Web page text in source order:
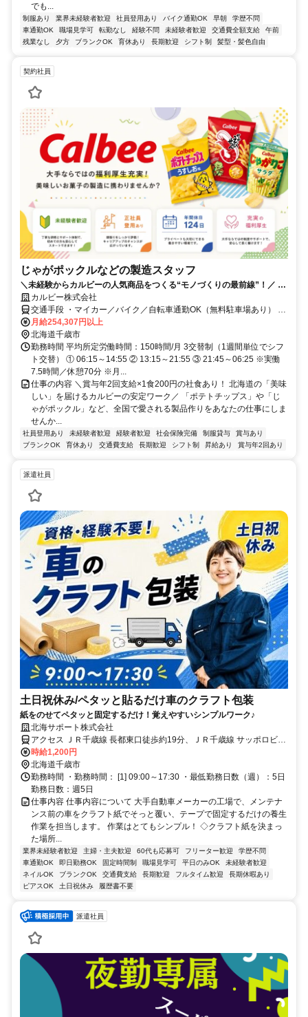
でも...
制服あり 業界未経験者歓迎 社員登用あり バイク通勤OK 早朝
学歴不問
車通勤OK
職場見学可 転勤なし 経験不問 未経験者歓迎 交通費全額支給
午前
残業なし
夕方 ブランクOK 育休あり 長期歓迎 シフト制 髪型・髪色自由
契約社員
じゃがポックルなどの製造スタッフ
＼未経験からカルビーの人気商品をつくる“モノづくりの最前線”！／ ◆
未経験OK！充実の研修で安心スタート ◆年間休日124日／残業月15h以
下でプライベートも充実！ ◆正社員登用実績多数！安定して長く働ける
カルビー株式会社
交通手段 ・マイカー／バイク／自転車通勤OK（無料駐車場あり） JR
千歳線 千歳駅から車で15分 JR千歳線 長都駅から徒歩25分
月給254,307円以上
北海道千歳市
勤務時間 平均所定労働時間：150時間/月 3交替制（1週間単位でシフ
ト交替） ① 06:15～14:55 ② 13:15～21:55 ③ 21:45～06:25 ※実働
7.5時間／休憩70分 ※月...
仕事の内容 ＼賞与年2回支給×1食200円の社食あり！ 北海道の「美味
しい」を届けるカルビーの安定ワーク／ 「ポテトチップス」や「じ
ゃがポックル」など、全国で愛される製品作りをあなたの仕事にしま
せんか...
社員登用あり 未経験者歓迎 経験者歓迎 社会保険完備 制服貸与
賞与あり
ブランクOK
育休あり 交通費支給 長期歓迎 シフト制 昇給あり 賞与年2回あり
派遣社員
土日祝休み/ペタッと貼るだけ車のクラフト包装
紙をのせてペタッと固定するだけ！覚えやすいシンプルワーク♪
北海サポート株式会社
アクセス ＪＲ千歳線 長都東口徒歩約19分、ＪＲ千歳線 サッポロビー
ル庭園東口徒歩約33分、ＪＲ千歳線 千歳（北海道）南口徒歩約48分
JR長都駅から車で5分
時給1,200円
北海道千歳市
勤務時間 ・勤務時間： [1] 09:00～17:30 ・最低勤務日数（週）：5日
勤務日数：週5日
仕事内容 仕事内容について 大手自動車メーカーの工場で、メンテナ
ンス前の車をクラフト紙でそっと覆い、テープで固定するだけの養生
作業を担当します。 作業はとてもシンプル！ ◇クラフト紙を決まっ
た場所...
業界未経験者歓迎 主婦・主夫歓迎 60代も応募可 フリーター歓迎
学歴不問
車通勤OK
即日勤務OK 固定時間制 職場見学可 平日のみOK
未経験者歓迎
ネイルOK
ブランクOK 交通費支給 長期歓迎 フルタイム歓迎
長期休暇あり
ピアスOK
土日祝休み 履歴書不要
派遣社員